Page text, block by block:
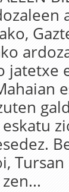
jatetxe